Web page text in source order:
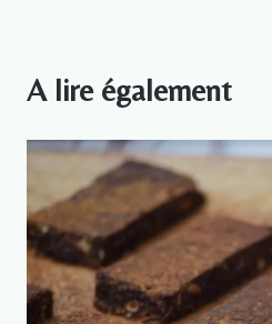
A lire également